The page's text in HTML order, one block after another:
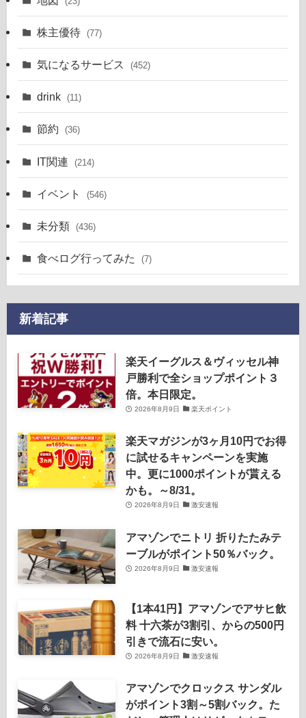
株主優待 (77)
気になるサービス (452)
drink (11)
節約 (36)
IT関連 (214)
イベント (546)
未分類 (436)
食べログ行ってみた (7)
新着記事
楽天イーグルス＆ヴィッセル神
戸勝利で全ショップポイント３
倍。本日限定。
2026年8月9日 楽天ポイント
楽天マガジンが3ヶ月10円でお得
に試せるキャンペーンを実施
中。更に1000ポイントが貰える
かも。～8/31。
2026年8月9日 激安速報
アマゾンでニトリ 折りたたみテ
ーブルがポイント50％バック。
2026年8月9日 激安速報
【1本41円】アマゾンでアサヒ飲
料 十六茶が3割引、からの500円
引きで流石に安い。
2026年8月9日 激安速報
アマゾンでクロックス サンダル
がポイント3割～5割バック。た